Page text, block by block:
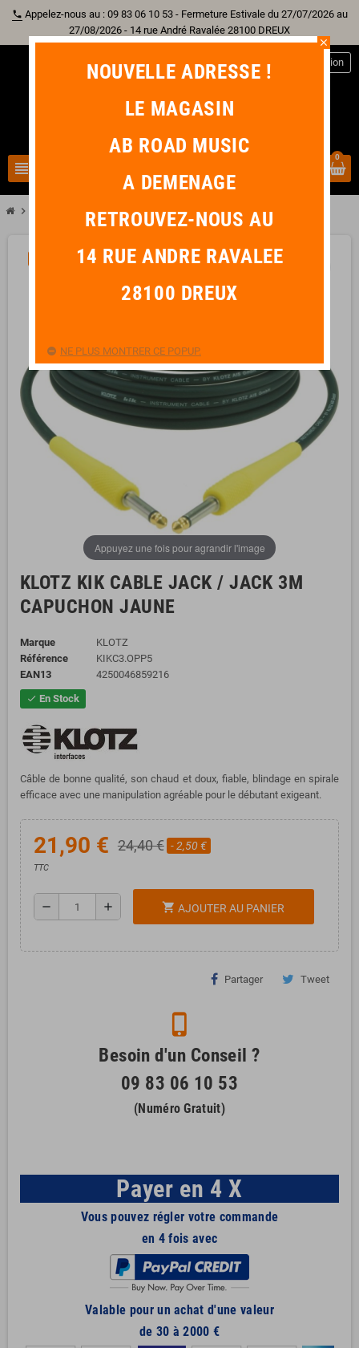
phone Appelez-nous au : 09 83 06 10 53 - Fermeture Estivale du 27/07/2026 au
27/08/2026 - 14 rue André Ravalée 28100 DREUX
view_headline
Connexion
0
chevron_right KLOTZ KIK CABLE JACK / JACK 3M CAPUCHON JAUNE
Appuyez une fois pour agrandir l'image
KLOTZ KIK CABLE JACK / JACK 3M
CAPUCHON JAUNE
Marque
KLOTZ
Référence
KIKC3.OPP5
EAN13
4250046859216
check En Stock
Câble de bonne qualité, son chaud et doux, fiable, blindage en spirale
efficace avec une manipulation agréable pour le débutant exigeant.
21,90 € 24,40 € - 2,50 €
TTC
remove add shopping_cart AJOUTER AU PANIER
Partager Tweet
phone_iphone
Besoin d'un Conseil ?
09 83 06 10 53
(Numéro Gratuit)
Payer en 4 X
Vous pouvez régler votre commande
en 4 fois avec
Valable pour un achat d'une valeur
de 30 à 2000 €
close
NOUVELLE ADRESSE !
LE MAGASIN
AB ROAD MUSIC
A DEMENAGE
RETROUVEZ-NOUS AU
14 RUE ANDRE RAVALEE
28100 DREUX
NE PLUS MONTRER CE POPUP.